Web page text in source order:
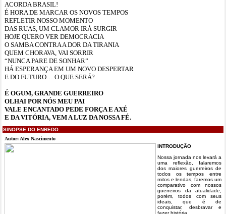
ACORDA BRASIL!
É HORA DE MARCAR OS NOVOS TEMPOS
REFLETIR NOSSO MOMENTO
DAS RUAS, UM CLAMOR IRÁ SURGIR
HOJE QUERO VER DEMOCRACIA
O SAMBA CONTRA A DOR DA TIRANIA
QUEM CHORAVA, VAI SORRIR
“NUNCA PARE DE SONHAR”
HÁ ESPERANÇA EM UM NOVO DESPERTAR
E DO FUTURO… O QUE SERÁ?
É OGUM, GRANDE GUERREIRO
OLHAI POR NÓS MEU PAI
VALE ENCANTADO PEDE FORÇA E AXÉ
E DA VITÓRIA, VEM A LUZ DA NOSSA FÉ.
SINOPSE DO ENREDO
Autor: Alex Nascimento
INTRODUÇÃO
Nossa jornada nos levará a
uma reflexão, falaremos
dos maiores guerreiros de
todos os tempos entre
mitos e lendas, faremos um
comparativo com nossos
guerreiros da atualidade,
porém, todos com seus
ideais, que é de
conquistar, desbravar e
fazer história.